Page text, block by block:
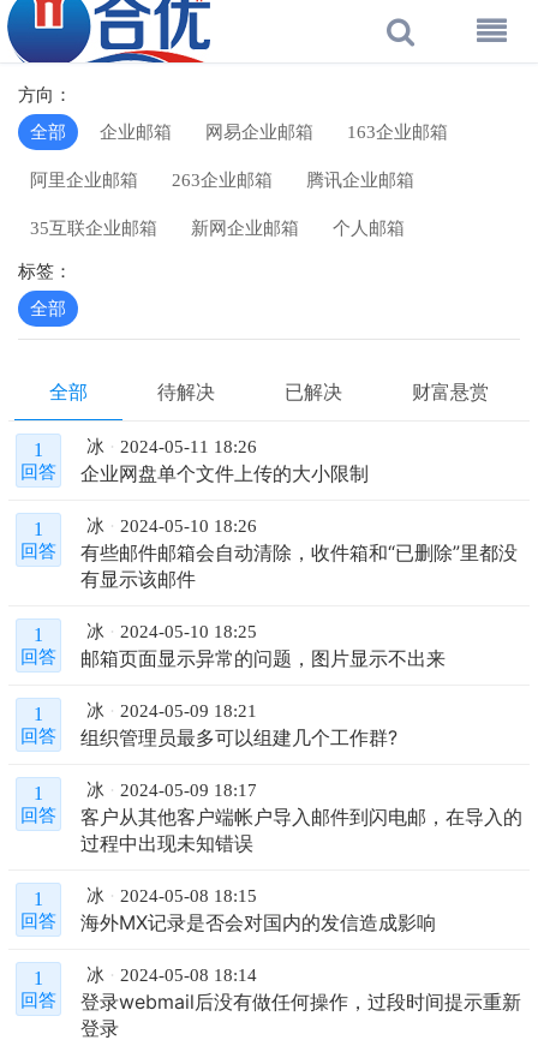
方向：
全部
企业邮箱 网易企业邮箱 163企业邮箱
阿里企业邮箱 263企业邮箱 腾讯企业邮箱
35互联企业邮箱 新网企业邮箱 个人邮箱
标签：
全部
全部 待解决 已解决 财富悬赏
1
回答
冰 2024-05-11 18:26
企业网盘单个文件上传的大小限制
1
回答
冰 2024-05-10 18:26
有些邮件邮箱会自动清除，收件箱和“已删除”里都没
有显示该邮件
1
回答
冰 2024-05-10 18:25
邮箱页面显示异常的问题，图片显示不出来
1
回答
冰 2024-05-09 18:21
组织管理员最多可以组建几个工作群?
1
回答
冰 2024-05-09 18:17
客户从其他客户端帐户导入邮件到闪电邮，在导入的
过程中出现未知错误
1
回答
冰 2024-05-08 18:15
海外MX记录是否会对国内的发信造成影响
1
回答
冰 2024-05-08 18:14
登录webmail后没有做任何操作，过段时间提示重新
登录